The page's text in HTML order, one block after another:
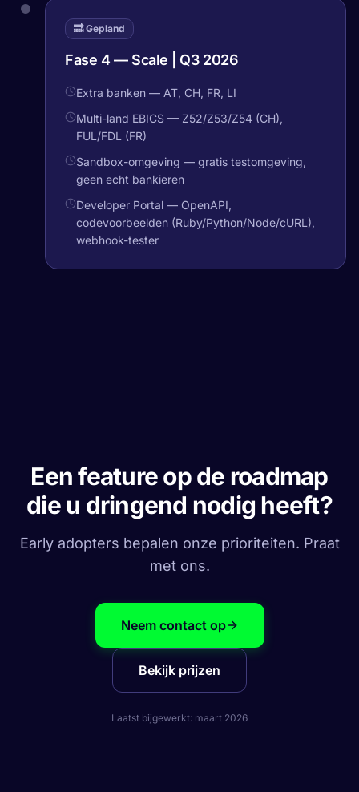
🔜 Gepland
Fase 4 — Scale | Q3 2026
Extra banken — AT, CH, FR, LI
Multi-land EBICS — Z52/Z53/Z54 (CH),
FUL/FDL (FR)
Sandbox-omgeving — gratis testomgeving,
geen echt bankieren
Developer Portal — OpenAPI,
codevoorbeelden (Ruby/Python/Node/cURL),
webhook-tester
Een feature op de roadmap
die u dringend nodig heeft?
Early adopters bepalen onze prioriteiten. Praat
met ons.
Neem contact op
Bekijk prijzen
Laatst bijgewerkt: maart 2026